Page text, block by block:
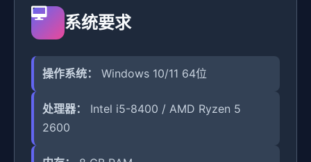
系统要求
操作系统： Windows 10/11 64位
处理器：
Intel i5-8400 / AMD Ryzen 5
2600